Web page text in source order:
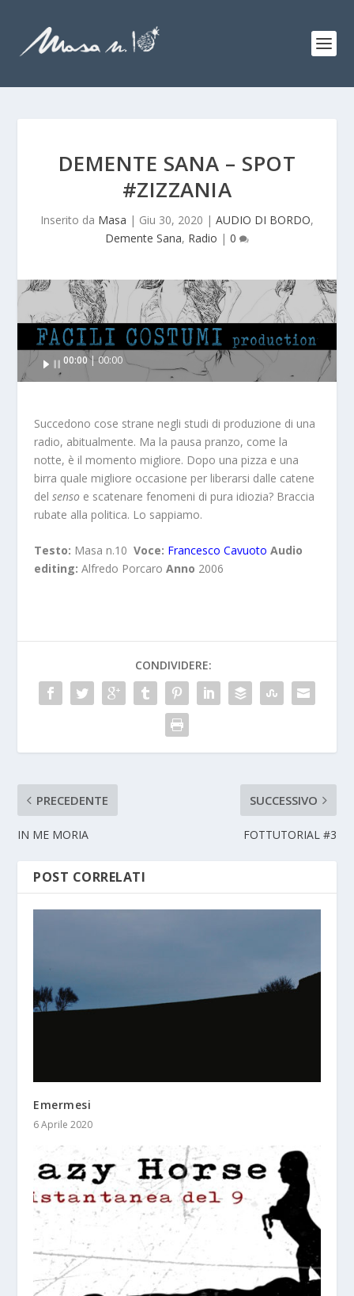
DEMENTE SANA – SPOT
#ZIZZANIA
Inserito da Masa | Giu 30, 2020 | AUDIO DI BORDO,
Demente Sana, Radio | 0
Audio
Player
00:00 00:00
Succedono cose strane negli studi di produzione di una
radio, abitualmente. Ma la pausa pranzo, come la
notte, è il momento migliore. Dopo una pizza e una
birra quale migliore occasione per liberarsi dalle catene
del senso e scatenare fenomeni di pura idiozia? Braccia
rubate alla politica. Lo sappiamo.
Testo: Masa n.10 Voce: Francesco Cavuoto Audio
editing: Alfredo Porcaro Anno 2006
CONDIVIDERE:
PRECEDENTE
IN ME MORIA
SUCCESSIVO
FOTTUTORIAL #3
POST CORRELATI
Emermesi
6 Aprile 2020